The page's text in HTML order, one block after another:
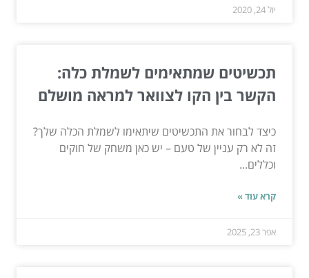
יול 24, 2020
תכשיטים שמתאימים לשמלת כלה:
הקשר בין הקו לצוואר למראה מושלם
כיצד לבחור את התכשיטים שיתאימו לשמלת הכלה שלך?
זה לא רק עניין של טעם – יש כאן משחק של חוקים
וכללים...
קרא עוד »
אפר 23, 2025